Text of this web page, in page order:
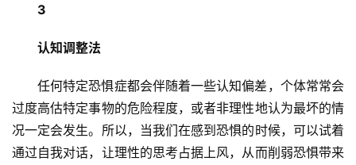
3
认知调整法
任何特定恐惧症都会伴随着一些认知偏差，个体常常会
过度高估特定事物的危险程度，或者非理性地认为最坏的情
况一定会发生。所以，当我们在感到恐惧的时候，可以试着
通过自我对话，让理性的思考占据上风，从而削弱恐惧带来